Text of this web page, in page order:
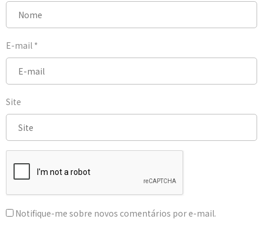
E-mail *
Site
Notifique-me sobre novos comentários por e-mail.